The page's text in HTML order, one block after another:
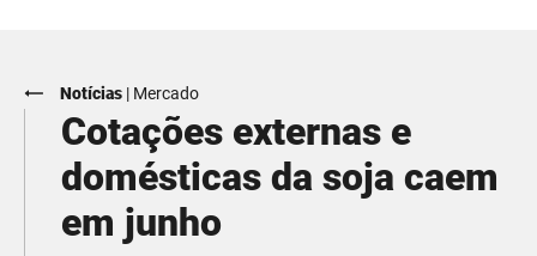
Notícias | Mercado
Cotações externas e
domésticas da soja caem
em junho